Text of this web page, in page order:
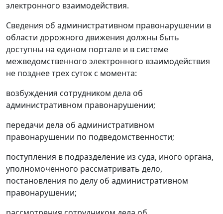
электронного взаимодействия.
Сведения об административном правонарушении в
области дорожного движения должны быть
доступны на едином портале и в системе
межведомственного электронного взаимодействия
не позднее трех суток с момента:
возбуждения сотрудником дела об
административном правонарушении;
передачи дела об административном
правонарушении по подведомственности;
поступления в подразделение из суда, иного органа,
уполномоченного рассматривать дело,
постановления по делу об административном
правонарушении;